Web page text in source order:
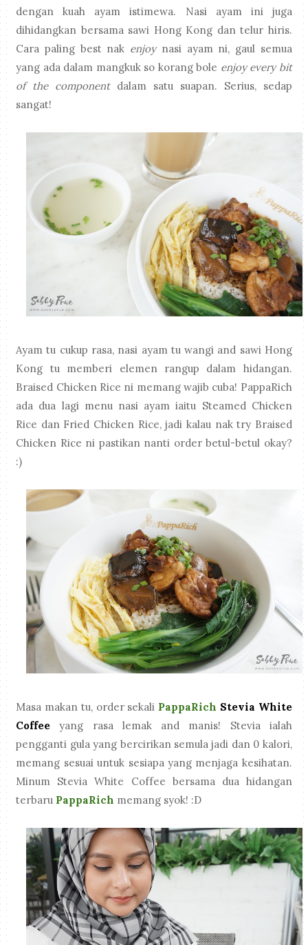
dengan kuah ayam istimewa. Nasi ayam ini juga
dihidangkan bersama sawi Hong Kong dan telur hiris.
Cara paling best nak enjoy nasi ayam ni, gaul semua
yang ada dalam mangkuk so korang bole enjoy every bit
of the componentdalam satu suapan. Serius, sedap
sangat!
Ayam tu cukup rasa, nasi ayam tu wangi and sawi Hong
Kong tu memberi elemen rangup dalam hidangan.
Braised Chicken Rice ni memang wajib cuba! PappaRich
ada dua lagi menu nasi ayam iaitu Steamed Chicken
Rice dan Fried Chicken Rice, jadi kalau nak try Braised
Chicken Rice ni pastikan nanti order betul-betul okay?
:)
Masa makan tu, order sekali PappaRich Stevia White
Coffee yang rasa lemak and manis! Stevia ialah
pengganti gula yang bercirikan semula jadi dan 0 kalori,
memang sesuai untuk sesiapa yang menjaga kesihatan.
Minum Stevia White Coffee bersama dua hidangan
terbaru PappaRich memang syok! :D